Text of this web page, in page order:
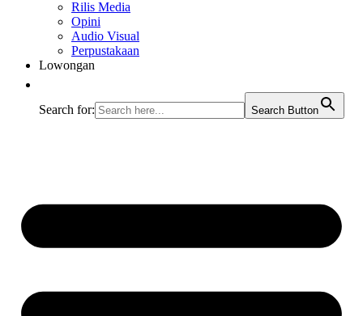
Rilis Media
Opini
Audio Visual
Perpustakaan
Lowongan
Search for: Search Button